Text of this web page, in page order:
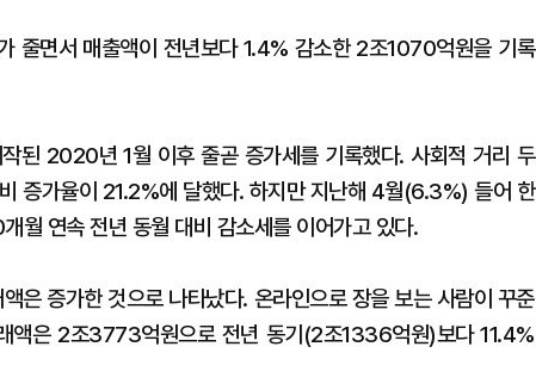
줄면서 매출액이 전년보다 1.4% 감소한 2조1070억원을 기록
된 2020년 1월 이후 줄곧 증가세를 기록했다. 사회적 거리 두
증가율이 21.2%에 달했다. 하지만 지난해 4월(6.3%) 들어 한
월 연속 전년 동월 대비 감소세를 이어가고 있다.
은 증가한 것으로 나타났다. 온라인으로 장을 보는 사람이 꾸준
액은 2조3773억원으로 전년 동기(2조1336억원)보다 11.4%